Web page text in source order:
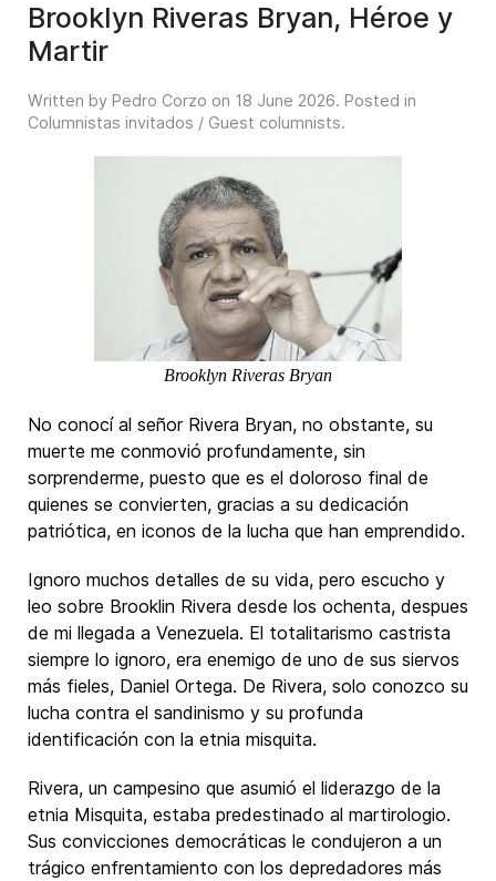
Brooklyn Riveras Bryan, Héroe y
Martir
Written by Pedro Corzo on 18 June 2026. Posted in
Columnistas invitados / Guest columnists.
Brooklyn Riveras Bryan
No conocí al señor Rivera Bryan, no obstante, su
muerte me conmovió profundamente, sin
sorprenderme, puesto que es el doloroso final de
quienes se convierten, gracias a su dedicación
patriótica, en iconos de la lucha que han emprendido.
Ignoro muchos detalles de su vida, pero escucho y
leo sobre Brooklin Rivera desde los ochenta, despues
de mi llegada a Venezuela. El totalitarismo castrista
siempre lo ignoro, era enemigo de uno de sus siervos
más fieles, Daniel Ortega. De Rivera, solo conozco su
lucha contra el sandinismo y su profunda
identificación con la etnia misquita.
Rivera, un campesino que asumió el liderazgo de la
etnia Misquita, estaba predestinado al martirologio.
Sus convicciones democráticas le condujeron a un
trágico enfrentamiento con los depredadores más